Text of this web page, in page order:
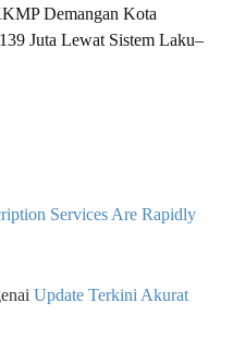
Demangan Kota
Juta Lewat Sistem Laku–
Services Are Rapidly
Update Terkini Akurat